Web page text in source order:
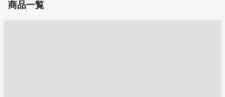
商品一覧